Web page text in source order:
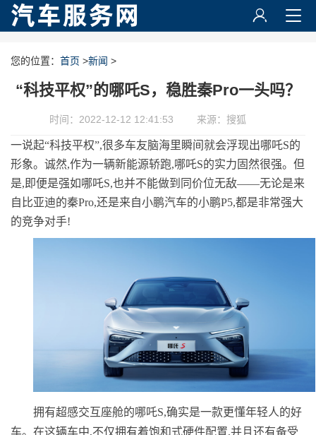
您的位置： 首页 >新闻 >
“科技平权”的哪吒S，稳胜秦Pro一头吗？
时间：2022-12-12 12:41:53 来源：搜狐
一说起“科技平权”,很多车友脑海里瞬间就会浮现出哪吒S的
形象。诚然,作为一辆新能源轿跑,哪吒S的实力固然很强。但
是,即便是强如哪吒S,也并不能做到同价位无敌——无论是来
自比亚迪的秦Pro,还是来自小鹏汽车的小鹏P5,都是非常强大
的竞争对手!
拥有超感交互座舱的哪吒S,确实是一款更懂年轻人的好
车。在这辆车中,不仅拥有着饱和式硬件配置,并且还有备受